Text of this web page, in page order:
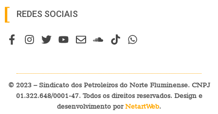
REDES SOCIAIS
© 2023 – Sindicato dos Petroleiros do Norte Fluminense. CNPJ
01.322.648/0001-47. Todos os direitos reservados. Design e
desenvolvimento porNetartWeb.